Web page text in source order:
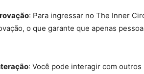
: Para ingressar no The Inner
o que garante que apenas
: Você pode interagir com